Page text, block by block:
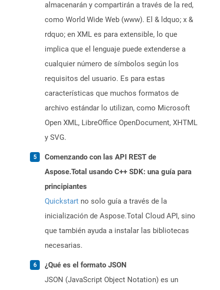
almacenarán y compartirán a través de la red,
como World Wide Web (www). El & ldquo; x &
rdquo; en XML es para extensible, lo que
implica que el lenguaje puede extenderse a
cualquier número de símbolos según los
requisitos del usuario. Es para estas
características que muchos formatos de
archivo estándar lo utilizan, como Microsoft
Open XML, LibreOffice OpenDocument, XHTML
y SVG.
Comenzando con las API REST de
Aspose.Total usando C++ SDK: una guía para
principiantes
Quickstart no solo guía a través de la
inicialización de Aspose.Total Cloud API, sino
que también ayuda a instalar las bibliotecas
necesarias.
¿Qué es el formato JSON
JSON (JavaScript Object Notation) es un